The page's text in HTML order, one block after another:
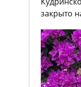
закрыто